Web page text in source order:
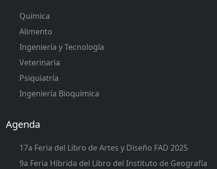
Química
Alimento
Ingeniería y Tecnología
Veterinaria
Psiquiatría
Ingeniería Bioquímica
Agenda
17a Feria del Libro de Artes y Diseño FAD 2025
9a Feria Híbrida del Libro del Instituto de Geografía